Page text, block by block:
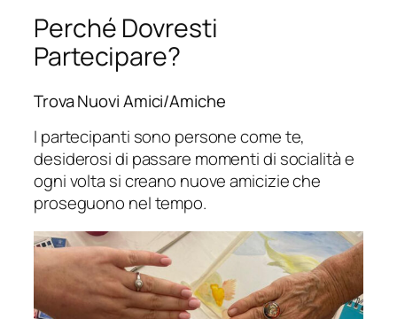
Perché Dovresti
Partecipare?
Trova Nuovi Amici/Amiche
I partecipanti sono persone come te,
desiderosi di passare momenti di socialità e
ogni volta si creano nuove amicizie che
proseguono nel tempo.